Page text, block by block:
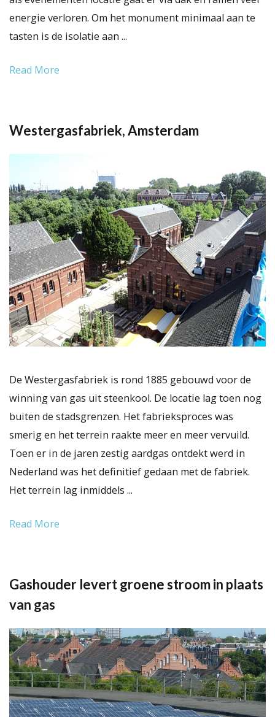
energie verloren. Om het monument minimaal aan te
tasten is de isolatie aan ...
Read More
Westergasfabriek, Amsterdam
De Westergasfabriek is rond 1885 gebouwd voor de
winning van gas uit steenkool. De locatie lag toen nog
buiten de stadsgrenzen. Het fabrieksproces was
smerig en het terrein raakte meer en meer vervuild.
Toen er in de jaren zestig aardgas ontdekt werd in
Nederland was het definitief gedaan met de fabriek.
Het terrein lag inmiddels ...
Read More
Gashouder levert groene stroom in plaats
van gas